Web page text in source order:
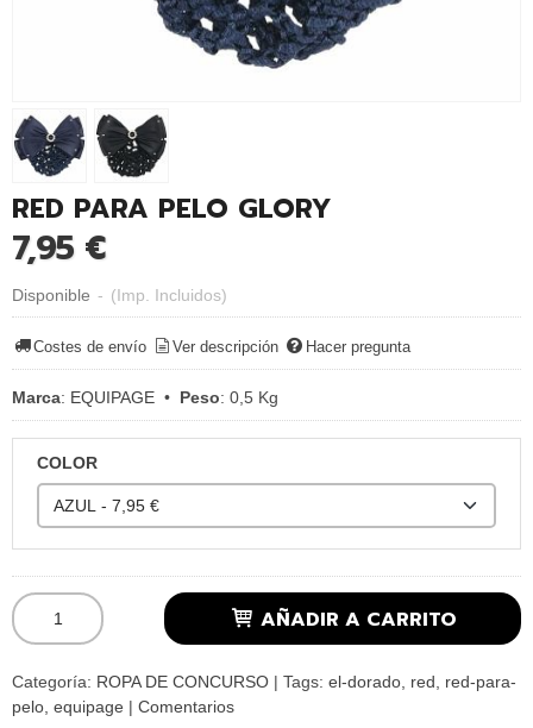
RED PARA PELO GLORY
7,95 €
Disponible - (Imp. Incluidos)
Costes de envío Ver descripción Hacer pregunta
Marca: EQUIPAGE • Peso: 0,5 Kg
COLOR
AÑADIR A CARRITO
Categoría: ROPA DE CONCURSO | Tags: el-dorado red
red-para-
pelo equipage | Comentarios